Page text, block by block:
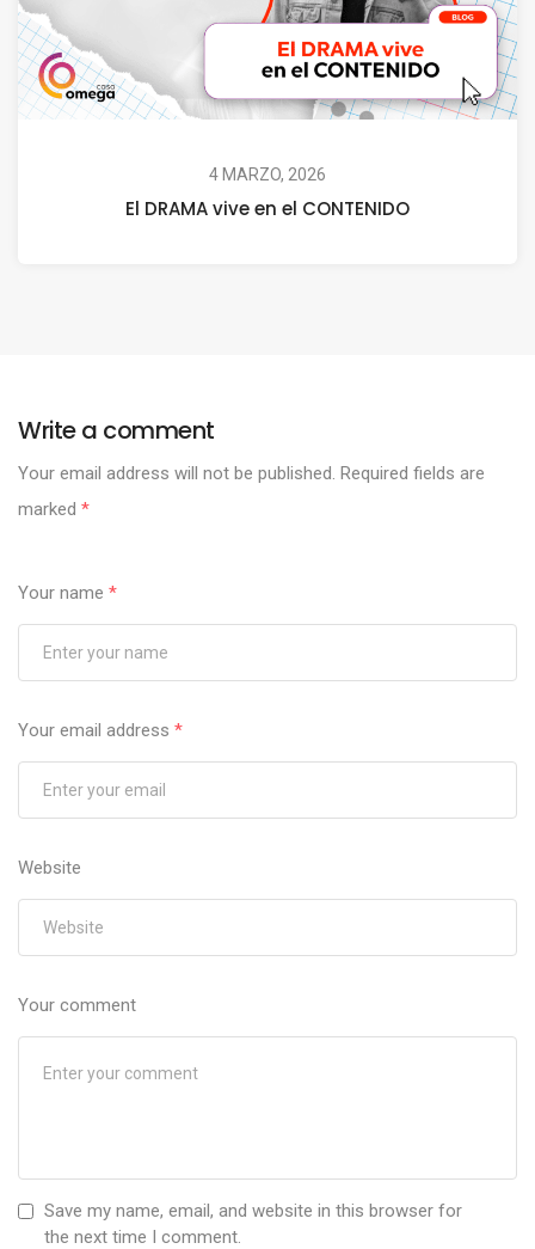
4 MARZO, 2026
El DRAMA vive en el CONTENIDO
Write a comment
Your email address will not be published. Required fields are
marked *
Your name *
Your email address *
Website
Your comment
Save my name, email, and website in this browser for
the next time I comment.